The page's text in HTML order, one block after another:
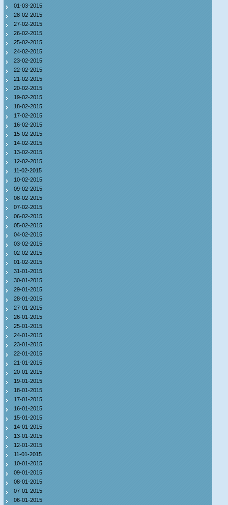
01-03-2015
28-02-2015
27-02-2015
26-02-2015
25-02-2015
24-02-2015
23-02-2015
22-02-2015
21-02-2015
20-02-2015
19-02-2015
18-02-2015
17-02-2015
16-02-2015
15-02-2015
14-02-2015
13-02-2015
12-02-2015
11-02-2015
10-02-2015
09-02-2015
08-02-2015
07-02-2015
06-02-2015
05-02-2015
04-02-2015
03-02-2015
02-02-2015
01-02-2015
31-01-2015
30-01-2015
29-01-2015
28-01-2015
27-01-2015
26-01-2015
25-01-2015
24-01-2015
23-01-2015
22-01-2015
21-01-2015
20-01-2015
19-01-2015
18-01-2015
17-01-2015
16-01-2015
15-01-2015
14-01-2015
13-01-2015
12-01-2015
11-01-2015
10-01-2015
09-01-2015
08-01-2015
07-01-2015
06-01-2015